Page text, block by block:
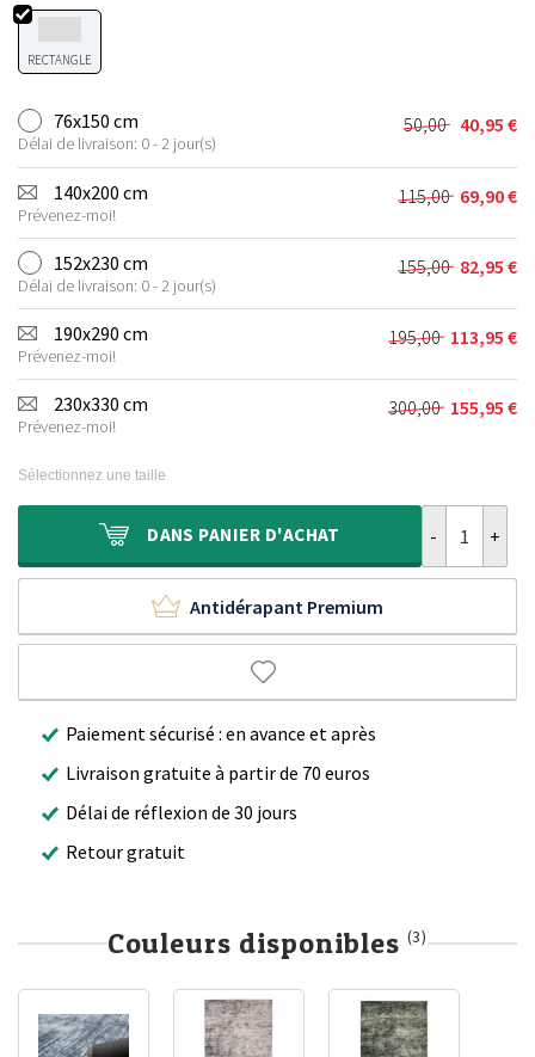
RECTANGLE
76x150 cm
Délai de livraison: 0 - 2 jour(s)
50,00
Le
prix
initial
était :
50,00 €.
40,95 €
Le
prix
actuel
est :
40,95 €.
140x200 cm
Prévenez-moi!
115,00
Le
prix
initial
était :
115,00 €.
69,90€
Le
prix
actuel
est :
69,90 €.
152x230 cm
Délai de livraison: 0 - 2 jour(s)
155,00
Le
prix
initial
était :
155,00 €.
82,95 €
Le
prix
actuel
est :
82,95 €.
190x290 cm
Prévenez-moi!
195,00
Le
prix
initial
était :
113,95 €
Le
prix
actuel
est :
230x330 cm
Prévenez-moi!
300,00
Le
300,00 €.
155,95 €
Le
155,95 €.
Sélectionnez une taille
DANS PANIER D'ACHAT
Antidérapant Premium
Paiement sécurisé : en avance et après
Livraison gratuite à partir de 70 euros
Délai de réflexion de 30 jours
Retour gratuit
Couleurs disponibles (3)